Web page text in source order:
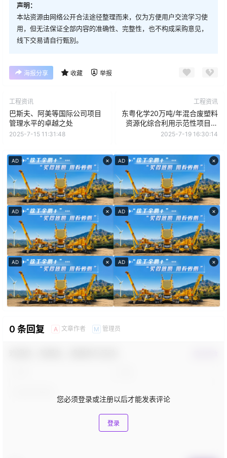
声明：
本站资源由网络公开合法途径整理而来，仅为方便用户交流学习使
用，但无法保证全部内容的准确性、完整性，也不构成采购意见，
线下交易请自行甄别。
海报分享 收藏 举报
工程资讯
巴斯夫、阿美等国际公司项目
管理水平的卓越之处
2025-7-15 11:31:48
工程资讯
东粤化学20万吨/年混合废塑料
资源化综合利用示范性项目试
生产成功
2025-7-19 16:30:14
×
AD ×
AD
×
AD ×
AD
×
AD ×
AD
0 条回复 A 文章作者 M 管理员
您必须登录或注册以后才能发表评论
登录